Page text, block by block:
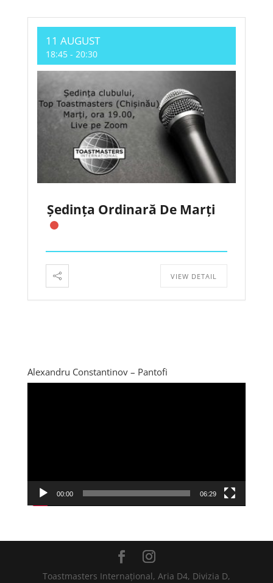
11 AUGUST
18:45- 20:30
Ședința Ordinară De Marți
VIEW DETAIL
Alexandru Constantinov – Pantofi
00:00 06:29
Toastmasters Internațional, Aria D4, Divizia D,